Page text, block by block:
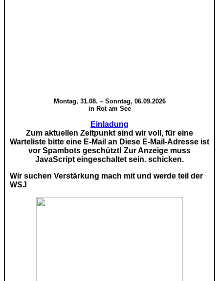
Montag, 31.08. – Sonntag, 06.09.2026
in Rot am See
Einladung
Zum aktuellen Zeitpunkt sind wir voll, für eine
Warteliste bitte eine E-Mail an Diese E-Mail-Adresse ist
vor Spambots geschützt! Zur Anzeige muss
JavaScript eingeschaltet sein. schicken.
Wir suchen Verstärkung mach mit und werde teil der
WSJ